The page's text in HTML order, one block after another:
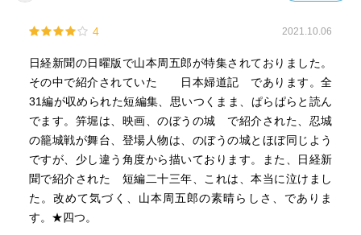
4 2021.10.06
日経新聞の日曜版で山本周五郎が特集されておりました。
その中で紹介されていた 日本婦道記 であります。全
31編が収められた短編集、思いつくまま、ぱらぱらと読ん
でます。笄堀は、映画、のぼうの城 で紹介された、忍城
の籠城戦が舞台、登場人物は、のぼうの城とほぼ同じよう
ですが、少し違う角度から描いております。また、日経新
聞で紹介された 短編二十三年、これは、本当に泣けまし
た。改めて気づく、山本周五郎の素晴らしさ、でありま
す。★四つ。